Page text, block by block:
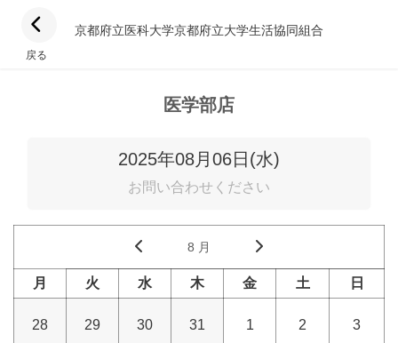
戻る
京都府立医科大学京都府立大学生活協同組合
医学部店
2025年08月06日(水)
お問い合わせください
8 月
月 火 水 木 金 土 日
28 29 30 31 1 2 3